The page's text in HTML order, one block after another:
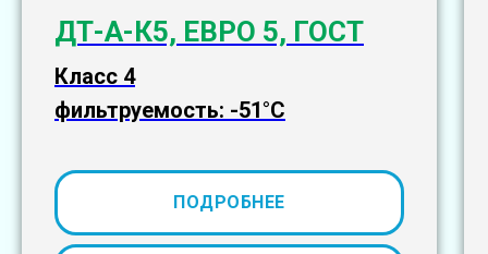
ДТ-А-К5, ЕВРО 5, ГОСТ
Класс 4
фильтруемость: -51°С
ПОДРОБНЕЕ